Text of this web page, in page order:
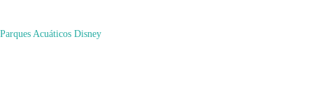
Parques Acuáticos Disney